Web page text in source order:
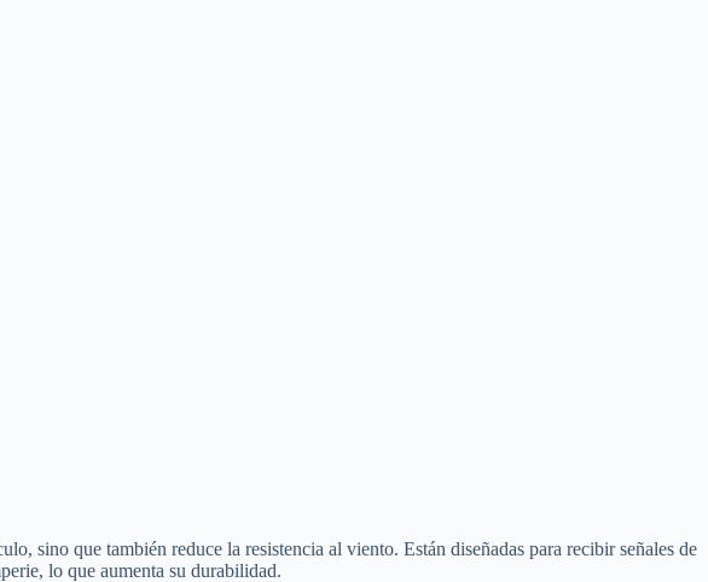
sino que también reduce la resistencia al viento. Están diseñadas para recibir señales de
lo que aumenta su durabilidad.